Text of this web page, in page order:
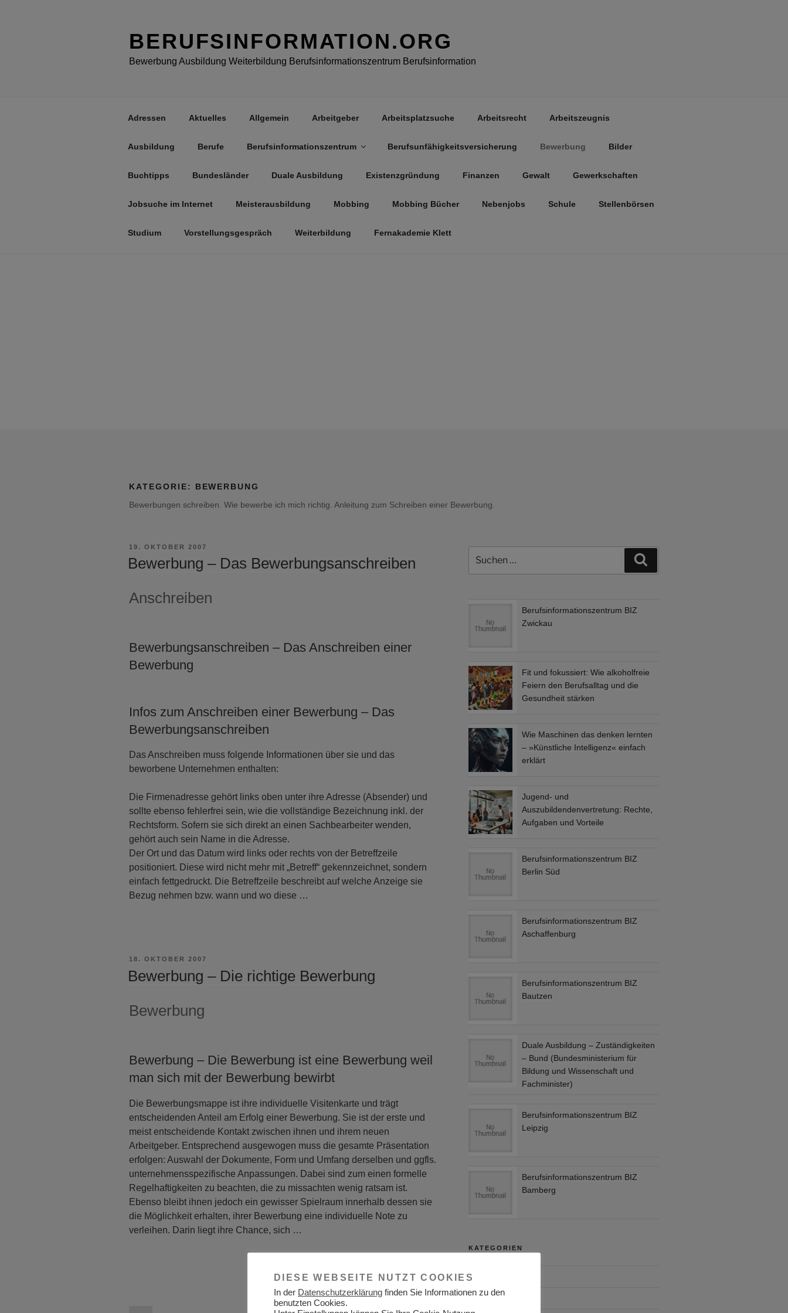
BERUFSINFORMATION.ORG
Bewerbung Ausbildung Weiterbildung Berufsinformationszentrum Berufsinformation
Adressen Aktuelles Allgemein Arbeitgeber Arbeitsplatzsuche Arbeitsrecht Arbeitszeugnis
Ausbildung Berufe Berufsinformationszentrum Berufsunfähigkeitsversicherung Bewerbung Bilder
Buchtipps Bundesländer Duale Ausbildung Existenzgründung Finanzen Gewalt Gewerkschaften
Jobsuche im Internet Meisterausbildung Mobbing Mobbing Bücher Nebenjobs Schule Stellenbörsen
Studium Vorstellungsgespräch Weiterbildung Fernakademie Klett
KATEGORIE: BEWERBUNG
Bewerbungen schreiben. Wie bewerbe ich mich richtig. Anleitung zum Schreiben einer Bewerbung.
VERÖFFENTLICHT
19. OKTOBER 2007
Bewerbung – Das Bewerbungsanschreiben
Anschreiben
Bewerbungsanschreiben – Das Anschreiben einer
Bewerbung
Infos zum Anschreiben einer Bewerbung – Das
Bewerbungsanschreiben
Das Anschreiben muss folgende Informationen über sie und das
beworbene Unternehmen enthalten:
Die Firmenadresse gehört links oben unter ihre Adresse (Absender) und
sollte ebenso fehlerfrei sein, wie die vollständige Bezeichnung inkl. der
Rechtsform. Sofern sie sich direkt an einen Sachbearbeiter wenden,
gehört auch sein Name in die Adresse.
Der Ort und das Datum wird links oder rechts von der Betreffzeile
positioniert. Diese wird nicht mehr mit „Betreff“ gekennzeichnet, sondern
einfach fettgedruckt. Die Betreffzeile beschreibt auf welche Anzeige sie
Bezug nehmen bzw. wann und wo diese …
VERÖFFENTLICHT
18. OKTOBER 2007
Bewerbung – Die richtige Bewerbung
Bewerbung
Bewerbung – Die Bewerbung ist eine Bewerbung weil
man sich mit der Bewerbung bewirbt
Die Bewerbungsmappe ist ihre individuelle Visitenkarte und trägt
entscheidenden Anteil am Erfolg einer Bewerbung. Sie ist der erste und
meist entscheidende Kontakt zwischen ihnen und ihrem neuen
Arbeitgeber. Entsprechend ausgewogen muss die gesamte Präsentation
erfolgen: Auswahl der Dokumente, Form und Umfang derselben und ggfls.
unternehmensspezifische Anpassungen. Dabei sind zum einen formelle
Regelhaftigkeiten zu beachten, die zu missachten wenig ratsam ist.
Ebenso bleibt ihnen jedoch ein gewisser Spielraum innerhalb dessen sie
die Möglichkeit erhalten, ihrer Bewerbung eine individuelle Note zu
verleihen. Darin liegt ihre Chance, sich …
nach:
Berufsinformationszentrum BIZ
Zwickau
Fit und fokussiert: Wie alkoholfreie
Feiern den Berufsalltag und die
Gesundheit stärken
Wie Maschinen das denken lernten
– »Künstliche Intelligenz« einfach
erklärt
Jugend- und
Auszubildendenvertretung: Rechte,
Aufgaben und Vorteile
Berufsinformationszentrum BIZ
Berlin Süd
Berufsinformationszentrum BIZ
Aschaffenburg
Berufsinformationszentrum BIZ
Bautzen
Duale Ausbildung – Zuständigkeiten
– Bund (Bundesministerium für
Bildung und Wissenschaft und
Fachminister)
Berufsinformationszentrum BIZ
Leipzig
Berufsinformationszentrum BIZ
Bamberg
KATEGORIEN
Adressen
Aktuelles
DIESE WEBSEITE NUTZT COOKIES
In der Datenschutzerklärung finden Sie Informationen zu den
benutzten Cookies.